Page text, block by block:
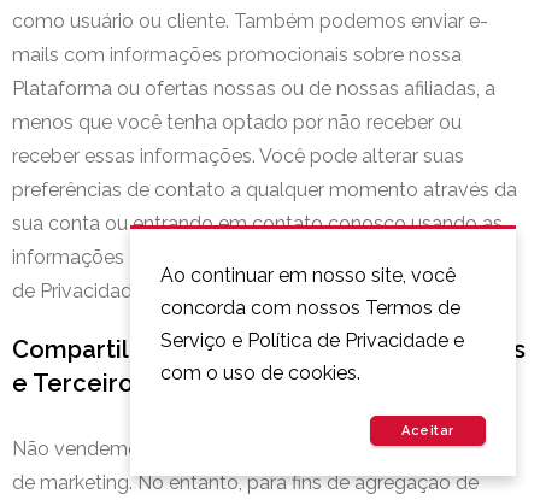
como usuário ou cliente. Também podemos enviar e-
mails com informações promocionais sobre nossa
Plataforma ou ofertas nossas ou de nossas afiliadas, a
menos que você tenha optado por não receber ou
receber essas informações. Você pode alterar suas
preferências de contato a qualquer momento através da
sua conta ou entrando em contato conosco usando as
informações de contato na parte superior desta Política
de Privacidade.
Compartilhando Informações com Afiliados
e Terceiros
Não vendemos ou alugamos seu DP a terceiros para fins
de marketing. No entanto, para fins de agregação de
Ao continuar em nosso site, você
concorda com nossos Termos de
Serviço e Política de Privacidade e
com o uso de cookies.
Aceitar